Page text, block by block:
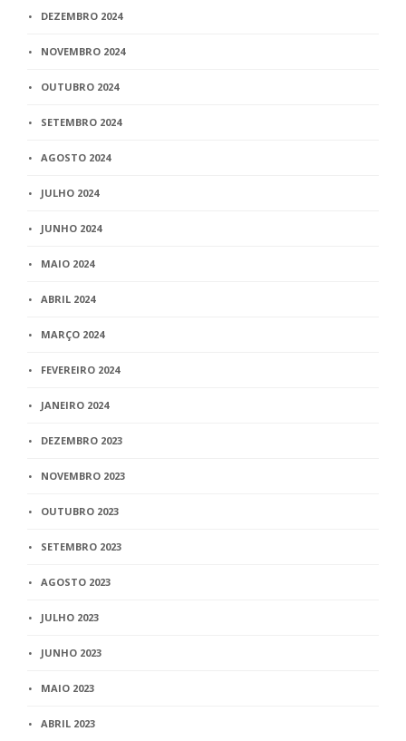
DEZEMBRO 2024
NOVEMBRO 2024
OUTUBRO 2024
SETEMBRO 2024
AGOSTO 2024
JULHO 2024
JUNHO 2024
MAIO 2024
ABRIL 2024
MARÇO 2024
FEVEREIRO 2024
JANEIRO 2024
DEZEMBRO 2023
NOVEMBRO 2023
OUTUBRO 2023
SETEMBRO 2023
AGOSTO 2023
JULHO 2023
JUNHO 2023
MAIO 2023
ABRIL 2023